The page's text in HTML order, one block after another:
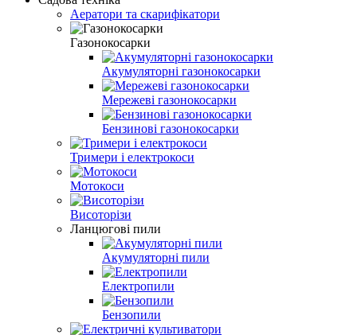
Аератори та скарифікатори
Газонокосарки
Акумуляторні газонокосарки
Мережеві газонокосарки
Бензинові газонокосарки
Тримери і електрокоси
Мотокоси
Висоторізи
Ланцюгові пили
Акумуляторні пили
Електропили
Бензопили